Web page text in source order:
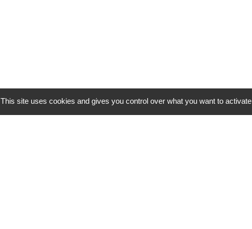
This site uses cookies and gives you control over what you want to activate